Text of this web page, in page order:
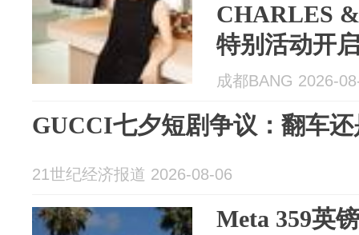
CHARLES
特别活动开
成都BANG 2026-
GUCCI七夕短剧争议：翻车还
21世纪经济报道 2026-08-06
Meta 359英